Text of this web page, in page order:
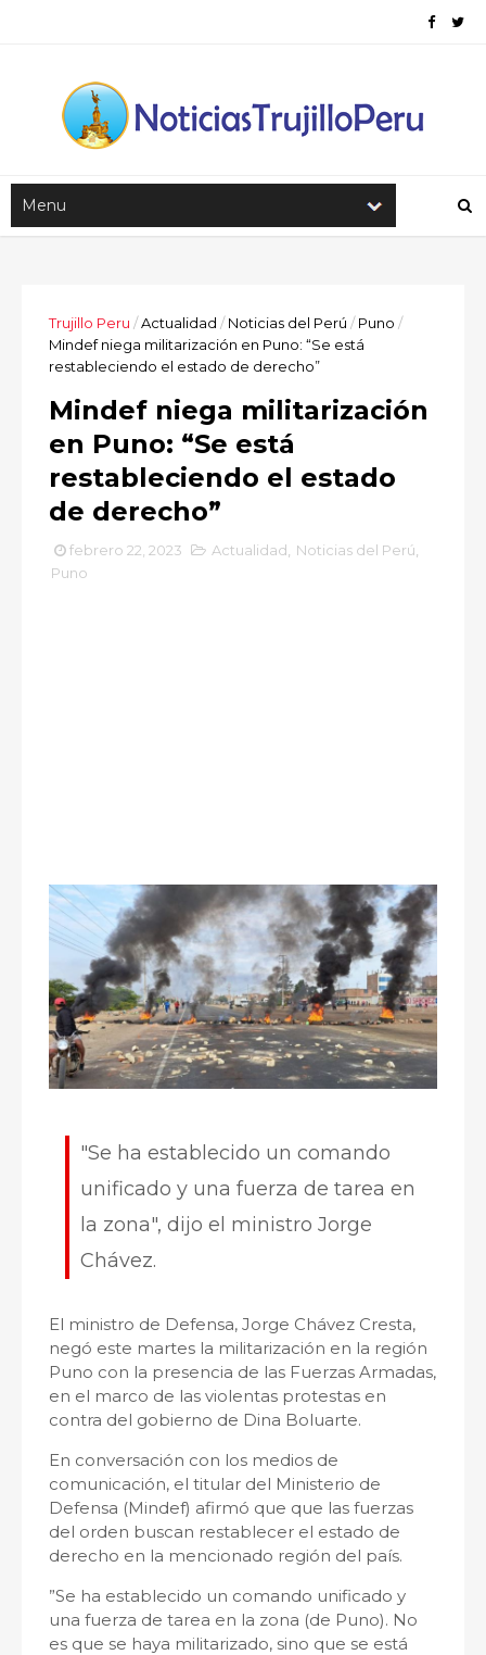
Trujillo Peru /Actualidad / Noticias del Perú / Puno /
Mindef niega militarización en Puno: “Se está
restableciendo el estado de derecho”
Mindef niega militarización
en Puno: “Se está
restableciendo el estado
de derecho”
febrero 22, 2023 Actualidad Noticias del Perú
Puno
"Se ha establecido un comando
unificado y una fuerza de tarea en
la zona", dijo el ministro Jorge
Chávez.
El ministro de Defensa, Jorge Chávez Cresta,
negó este martes la militarización en la región
Puno con la presencia de las Fuerzas Armadas,
en el marco de las violentas protestas en
contra del gobierno de Dina Boluarte.
En conversación con los medios de
comunicación, el titular del Ministerio de
Defensa (Mindef) afirmó que que las fuerzas
del orden buscan restablecer el estado de
derecho en la mencionado región del país.
”Se ha establecido un comando unificado y
una fuerza de tarea en la zona (de Puno). No
es que se haya militarizado, sino que se está